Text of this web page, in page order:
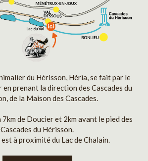
du Hérisson, Héria, se fait par le
prenant la direction des Cascades du
de la Maison des Cascades.
7km de Doucier et 2km avant le pied des
Cascades du Hérisson.
à proximité du Lac de Chalain.